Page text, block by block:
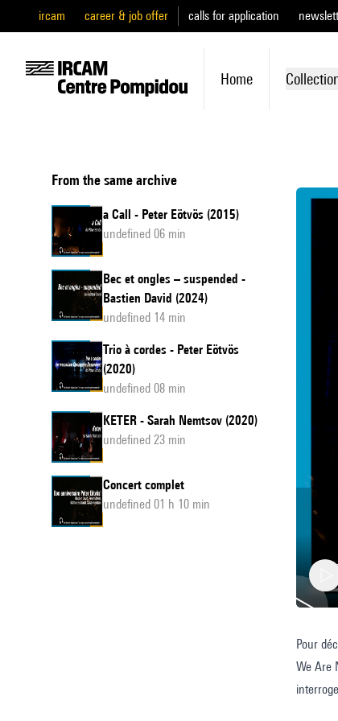
ircam career & job offer calls for application
Home
From the same archive
a Call - Peter Eötvös (2015)
undefined 06 min
Bec et ongles – suspended -
Bastien David (2024)
undefined 14 min
Trio à cordes - Peter Eötvös
(2020)
undefined 08 min
KETER - Sarah Nemtsov (2020)
undefined 23 min
Concert complet
undefined 01 h 10 min
We
Are
Not
Pour
We Are